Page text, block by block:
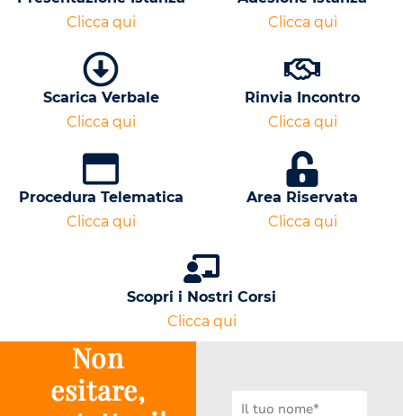
Clicca qui
Clicca qui
Scarica Verbale
Clicca qui
Rinvia Incontro
Clicca qui
Procedura Telematica
Clicca qui
Area Riservata
Clicca qui
Scopri i Nostri Corsi
Clicca qui
Non
esitare,